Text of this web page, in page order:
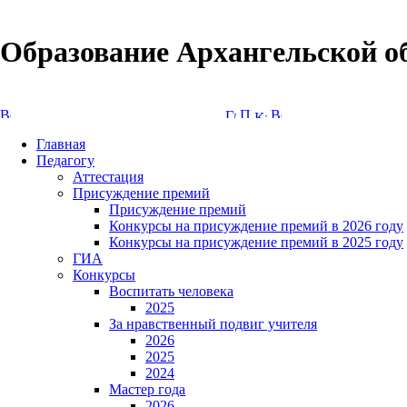
Образование Архангельской
Главная
Педагогу
Аттестация
Присуждение премий
Присуждение премий
Конкурсы на присуждение премий в 2026 году
Конкурсы на присуждение премий в 2025 году
ГИА
Конкурсы
Воспитать человека
2025
За нравственный подвиг учителя
2026
2025
2024
Мастер года